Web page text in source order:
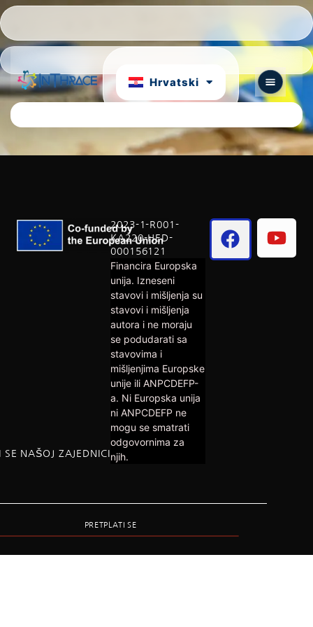
Hrvatski
English
2023-1-R001-
KA220-HED-
000156121
Financira Europska
unija. Izneseni
stavovi i mišljenja su
stavovi i mišljenja
autora i ne moraju
se podudarati sa
stavovima i
mišljenjima Europske
unije ili ANPCDEFP-
a. Ni Europska unija
ni ANPCDEFP ne
mogu se smatrati
odgovornima za
njih.
SE NAŠOJ ZAJEDNICI
PRETPLATI SE